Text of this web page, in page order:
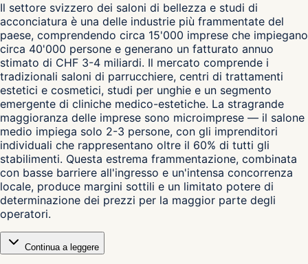
Il settore svizzero dei saloni di bellezza e studi di
acconciatura è una delle industrie più frammentate del
paese, comprendendo circa 15'000 imprese che impiegano
circa 40'000 persone e generano un fatturato annuo
stimato di CHF 3-4 miliardi. Il mercato comprende i
tradizionali saloni di parrucchiere, centri di trattamenti
estetici e cosmetici, studi per unghie e un segmento
emergente di cliniche medico-estetiche. La stragrande
maggioranza delle imprese sono microimprese — il salone
medio impiega solo 2-3 persone, con gli imprenditori
individuali che rappresentano oltre il 60% di tutti gli
stabilimenti. Questa estrema frammentazione, combinata
con basse barriere all'ingresso e un'intensa concorrenza
locale, produce margini sottili e un limitato potere di
determinazione dei prezzi per la maggior parte degli
operatori.
Continua a leggere